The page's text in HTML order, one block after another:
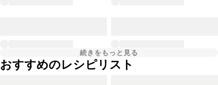
続きをもっと見る
おすすめのレシピリスト